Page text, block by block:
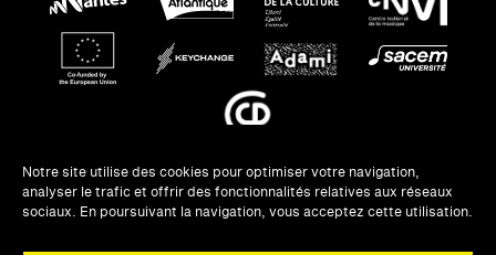
Notre site utilise des cookies pour optimiser votre navigation,
analyser le trafic et offrir des fonctionnalités relatives aux réseaux
sociaux. En poursuivant la navigation, vous acceptez cette utilisation.
NEWSLETTERS